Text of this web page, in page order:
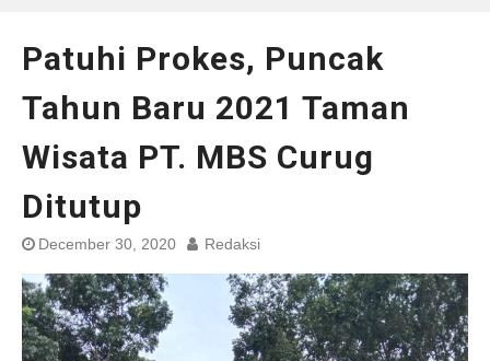
Patuhi Prokes, Puncak
Tahun Baru 2021 Taman
Wisata PT. MBS Curug
Ditutup
December 30, 2020 Redaksi